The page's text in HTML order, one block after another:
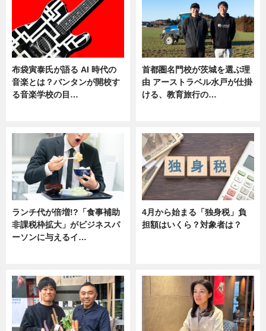
布袋寅泰氏が語る AI 時代の
音楽とは？バンタンが開校す
る音楽学校の目…
首都圏名門校が茨城を選ぶ理
由 アーストラベル水戸が仕掛
ける、教育旅行の…
ランチ代が倍増!?「食事補助
非課税枠拡大」がビジネスパ
ーソンに与えるイ…
4月から始まる「独身税」負
担額はいくら？対象者は？